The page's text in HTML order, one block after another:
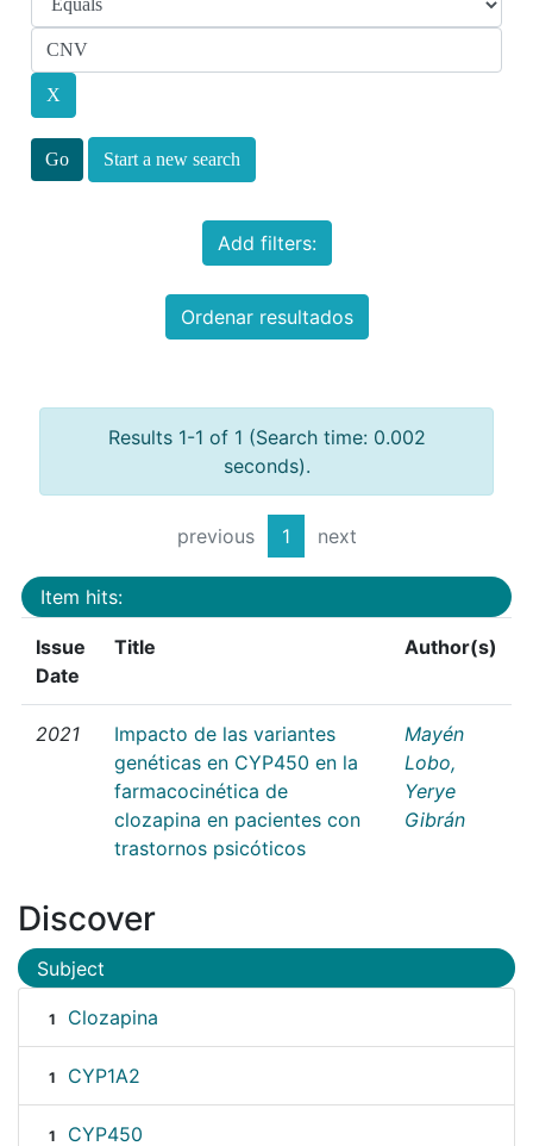
Start a new search
Add filters:
Ordenar resultados
Results 1-1 of 1 (Search time: 0.002
seconds).
previous 1 next
Item hits:
Issue
Date
Title Author(s)
2021
Impacto de las variantes
genéticas en CYP450 en la
farmacocinética de
clozapina en pacientes con
trastornos psicóticos
Mayén
Lobo,
Yerye
Gibrán
Discover
Subject
1 Clozapina
1 CYP1A2
1 CYP450